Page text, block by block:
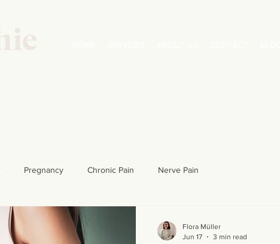
Pregnancy Chronic Pain Nerve Pain
Flora Müller
Jun 17
3 min read